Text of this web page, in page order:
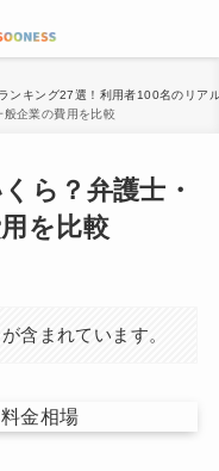
ンキング27選！利用者100名のリア
企業の費用を比較
ら？弁護士・
を比較
含まれています。